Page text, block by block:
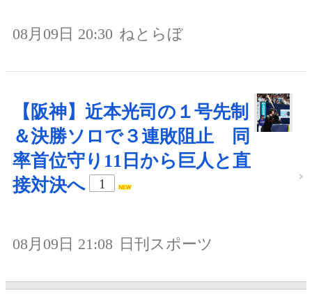
08月09日 20:30 ねとらぼ
【阪神】近本光司の１号先制
＆決勝ソロで３連敗阻止 同
率首位守り11日から巨人と直
接対決へ
1
08月09日 21:08 日刊スポーツ